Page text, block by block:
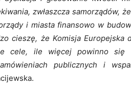
zwłaszcza samorządów,
i miasta finansowo w
cieszę, że Komisja Europejska
cele, ile więcej powinno się
publicznych i